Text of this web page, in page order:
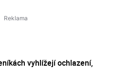
vyhlížejí ochlazení,